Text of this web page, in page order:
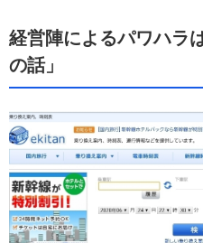
経営陣によるパワハラ
の話」